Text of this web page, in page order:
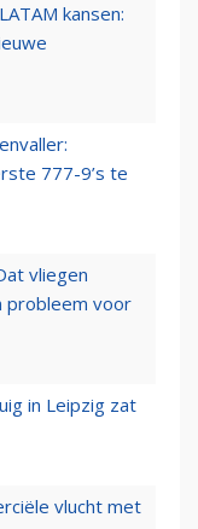
kansen:
777-9’s te
vliegen
probleem voor
in Leipzig zat
vlucht met